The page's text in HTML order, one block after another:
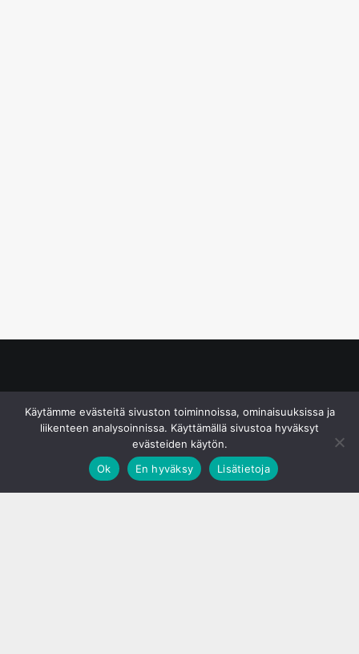
Käytämme evästeitä sivuston toiminnoissa, ominaisuuksissa ja
liikenteen analysoinnissa. Käyttämällä sivustoa hyväksyt
evästeiden käytön.
Ok
En hyväksy Lisätietoja